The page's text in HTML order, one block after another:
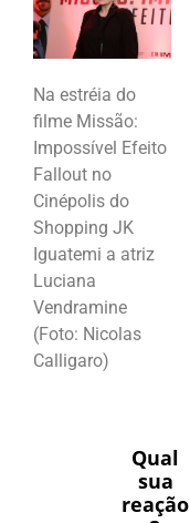
Na estréia do
filme Missão:
Impossível Efeito
Fallout no
Cinépolis do
Shopping JK
Iguatemi a atriz
Luciana
Vendramine
(Foto: Nicolas
Calligaro)
Qual
sua
reação